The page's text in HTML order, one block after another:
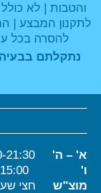
והטבות | לא כולל
לתקנון המבצע |
להסרה בכל
נתקלתם בבעיה
א' – ה'
21:30
ו'9:30-15:00
מוצ"ש
חצי